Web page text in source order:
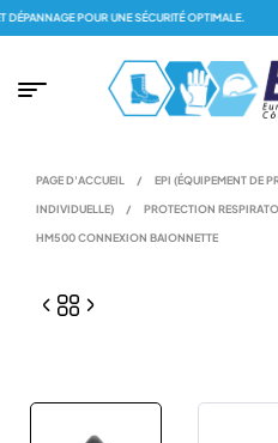
POUR UNE SÉCURITÉ OPTIMALE.
PAGE D'ACCUEIL / EPI (ÉQUIPEMENT DE
INDIVIDUELLE) / PROTECTION
HM500 CONNEXION BAIONNETTE